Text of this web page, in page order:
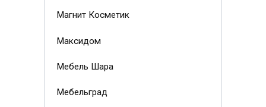
Магнит Косметик
Максидом
Мебель Шара
Мебельград